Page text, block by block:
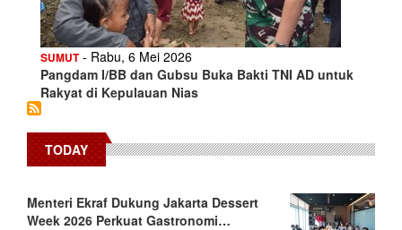
SUMUT- Rabu, 6 Mei 2026
Pangdam I/BB dan Gubsu Buka Bakti TNI AD untuk
Rakyat di Kepulauan Nias
TODAY
Menteri Ekraf Dukung Jakarta Dessert
Week 2026 Perkuat Gastronomi…